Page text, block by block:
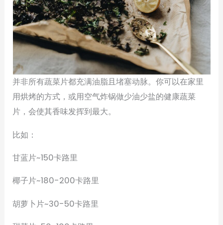
并非所有蔬菜片都充满油脂且堵塞动脉。你可以在家里
用烘烤的方式，或用空气炸锅做少油少盐的健康蔬菜
片，会使其香味发挥到最大。
比如：
甘蓝片~150卡路里
椰子片~180-200卡路里
胡萝卜片~30-50卡路里